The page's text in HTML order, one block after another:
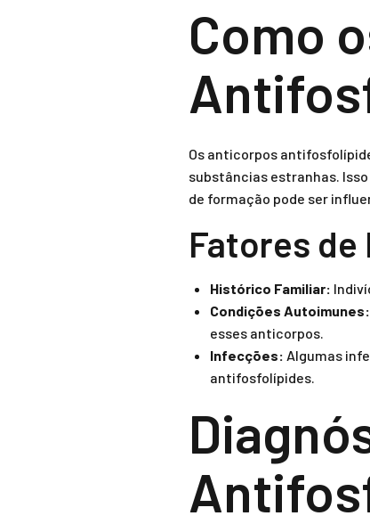
Como
Os anticorpos
substâncias estranhas.
de formação pode ser
Fatores de
Histórico Familiar:
Condições Autoimunes:
esses anticorpos.
Infecções: Algumas
antifosfolípides.